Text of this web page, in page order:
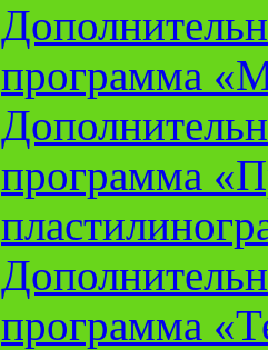
программа
программа
программа